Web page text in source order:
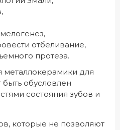
отбеливание,
протеза.
металлокерамики для
обусловлен
состояния зубов и
которые не позволяют